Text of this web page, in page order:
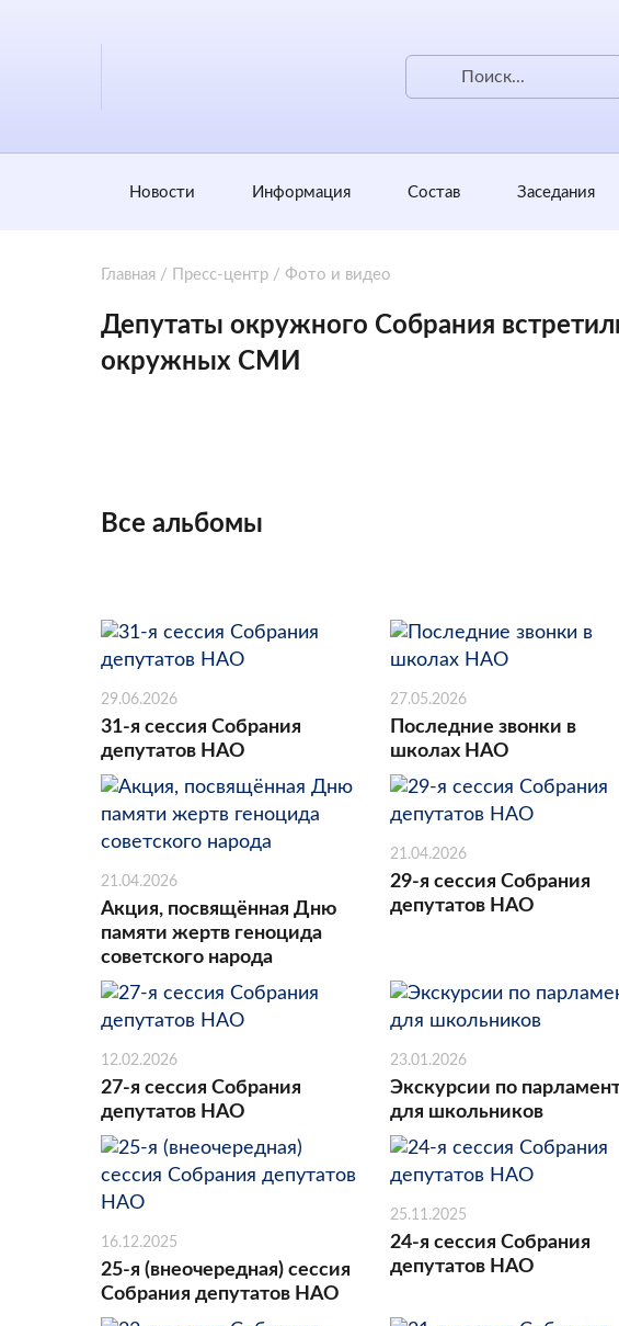
Новости Информация Состав Заседания
Главная / Пресс-центр / Фото и видео
Депутаты окружного Собрания
окружных СМИ
Все альбомы
29.06.2026
31-я сессия Собрания
депутатов НАО
27.05.2026
Последние звонки в
школах НАО
21.04.2026
Акция, посвящённая Дню
памяти жертв геноцида
советского народа
21.04.2026
29-я сессия Собрания
депутатов НАО
12.02.2026
27-я сессия Собрания
депутатов НАО
23.01.2026
Экскурсии по
для школьников
16.12.2025
25-я (внеочередная) сессия
Собрания депутатов НАО
25.11.2025
24-я сессия Собрания
депутатов НАО